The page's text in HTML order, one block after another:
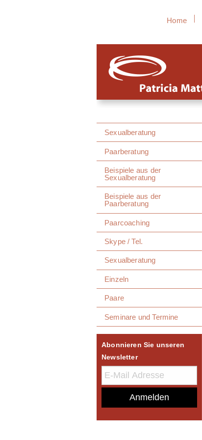
Home
Sexualberatung
Paarberatung
Beispiele aus der
Sexualberatung
Beispiele aus der
Paarberatung
Paarcoaching
Skype / Tel.
Sexualberatung
Einzeln
Paare
Seminare und Termine
Abonnieren Sie unseren
Newsletter